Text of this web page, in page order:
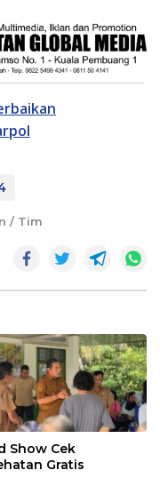
/ Tim
Show Cek
Gratis